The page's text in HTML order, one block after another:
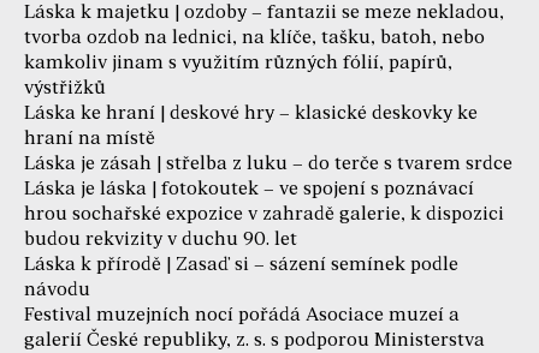
Láska k majetku | ozdoby – fantazii se meze nekladou,
tvorba ozdob na lednici, na klíče, tašku, batoh, nebo
kamkoliv jinam s využitím různých fólií, papírů,
výstřižků
Láska ke hraní | deskové hry – klasické deskovky ke
hraní na místě
Láska je zásah | střelba z luku – do terče s tvarem srdce
Láska je láska | fotokoutek – ve spojení s poznávací
hrou sochařské expozice v zahradě galerie, k dispozici
budou rekvizity v duchu 90. let
Láska k přírodě | Zasaď si – sázení semínek podle
návodu
Festival muzejních nocí pořádá Asociace muzeí a
galerií České republiky, z. s. s podporou Ministerstva